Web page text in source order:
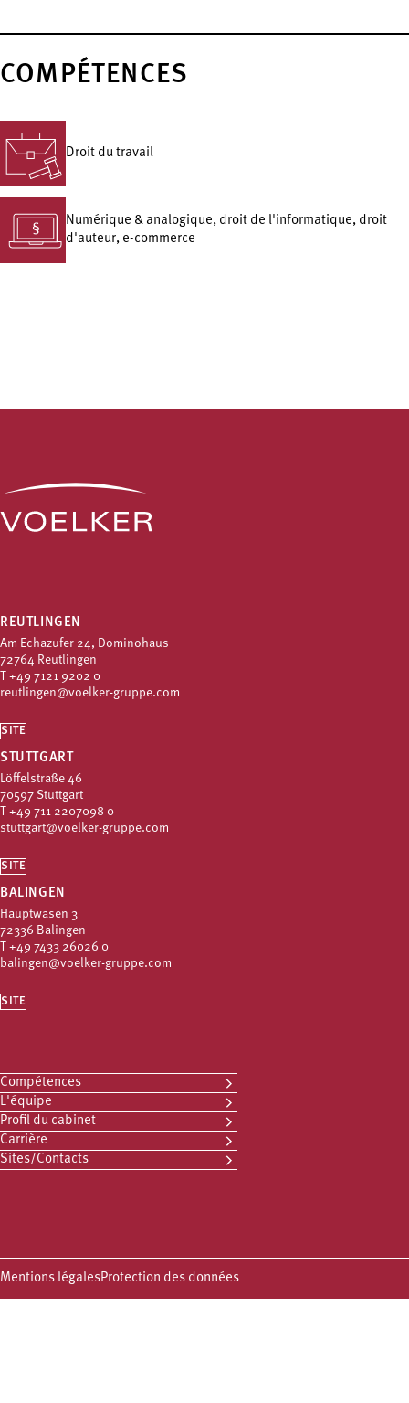
COMPÉTENCES
Droit du travail
Numérique & analogique, droit de l'informatique, droit
d'auteur, e-commerce
REUTLINGEN
Am Echazufer 24, Dominohaus
72764 Reutlingen
T +49 7121 9202 0
reutlingen@voelker-gruppe.com
SITE
STUTTGART
Löffelstraße 46
70597 Stuttgart
T +49 711 2207098 0
stuttgart@voelker-gruppe.com
SITE
BALINGEN
Hauptwasen 3
72336 Balingen
T +49 7433 26026 0
balingen@voelker-gruppe.com
SITE
Compétences
L'équipe
Profil du cabinet
Carrière
Sites/Contacts
Mentions légalesProtection des données